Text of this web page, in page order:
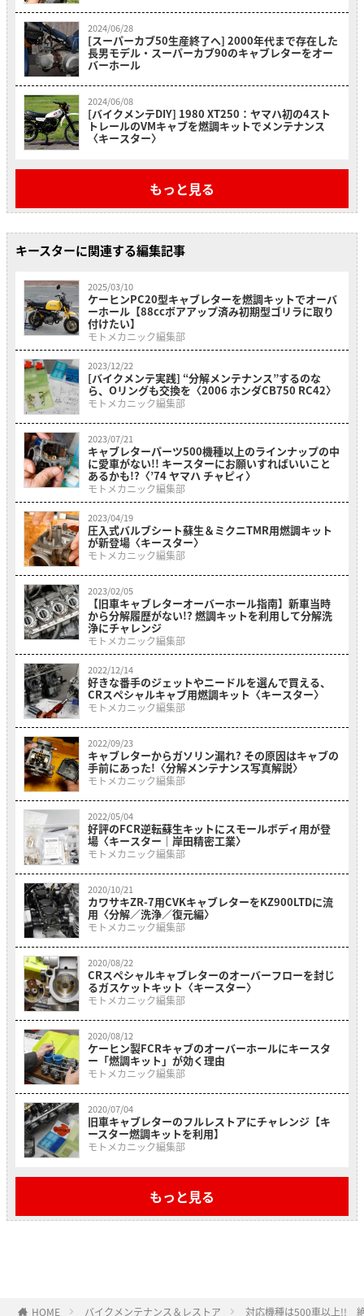
2024/06/28
[スーパーカブ50生産終了へ] 2000年代まで存在した
長男モデル・スーパーカブ90のキャブレターをオー
バーホール
2024/06/08
[バイクメンテDIY] 1980 XT250：ヤマハ初の4スト
トレールのVMキャブを燃調キットでメンテナンス
〈キースター〉
もっと見る
キースターに関連する編集記事
2025/03/10
ケーヒンPC20型キャブレターを燃調キットでオーバ
ーホール【88ccボアアップ済み初期型ゴリラに取り
付けたい】
モトメカニック編集部
2023/12/22
[バイクメンテ実践] “分解メンテナンス”するのな
ら、Oリングも交換を〈2006 ホンダCB750 RC42〉
モトメカニック編集部
2023/07/21
キャブレターパーツ500機種以上のラインナップの中
に愛車がない!! キースターにお願いすればいいこと
あるかも!?〈’74 ヤマハ チャピィ〉
モトメカニック編集部
2023/04/19
圧入式バルブシート蘇生＆ミクニTMR用燃調キット
が新登場〈キースター〉
モトメカニック編集部
2023/02/05
【旧車キャブレターオーバーホール指南】新車当時
から分解履歴がない!? 燃調キットを利用して分解洗
浄にチャレンジ
モトメカニック編集部
2022/12/14
好きな番手のジェットやニードルを選んで買える、
CRスペシャルキャブ用燃調キット〈キースター〉
モトメカニック編集部
2022/09/23
キャブレターからガソリン漏れ? その原因はキャブの
手前にあった!〈分解メンテナンス写真解説〉
モトメカニック編集部
2022/05/04
好評のFCR逆転蘇生キットにスモールボディ用が登
場〈キースター｜岸田精密工業〉
モトメカニック編集部
2020/10/21
カワサキZR-7用CVKキャブレターをKZ900LTDに流
用〈分解／洗浄／復元編〉
モトメカニック編集部
2020/08/22
CRスペシャルキャブレターのオーバーフローを封じ
るガスケットキット〈キースター〉
モトメカニック編集部
2020/08/12
ケーヒン製FCRキャブのオーバーホールにキースタ
ー「燃調キット」が効く理由
モトメカニック編集部
2020/07/04
旧車キャブレターのフルレストアにチャレンジ【キ
ースター燃調キットを利用】
モトメカニック編集部
もっと見る
HOME バイクメンテナンス＆レストア 対応機種は500車以上!!